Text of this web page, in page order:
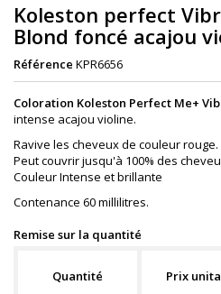
Koleston perfect
Blond foncé acajou
Référence KPR6656
Coloration Koleston Perfect Me+
intense acajou violine.
Ravive les cheveux de couleur rouge.
Peut couvrir jusqu'à 100% des
Couleur Intense et brillante
Contenance 60 millilitres.
Remise sur la quantité
Quantité Prix